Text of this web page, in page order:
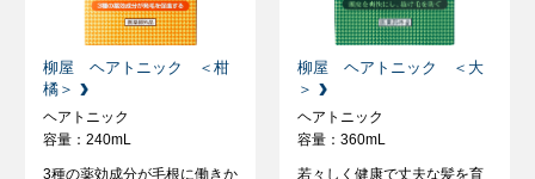
柳屋 ヘアトニック ＜柑
橘＞
ヘアトニック
容量：240mL
3種の薬効成分が毛根に働きか
柳屋 ヘアトニック ＜大
＞
ヘアトニック
容量：360mL
若々しく健康で丈夫な髪を育